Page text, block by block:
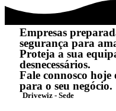
Empresas
segurança para
Proteja a sua
desnecessários.
Fale connosco hoje
para o seu negócio.
Drivewiz - Sede